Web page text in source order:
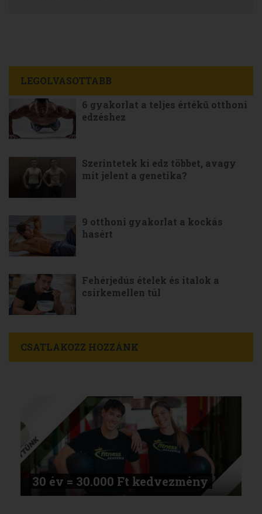
LEGOLVASOTTABB
6 gyakorlat a teljes értékű otthoni
edzéshez
Szerintetek ki edz többet, avagy
mit jelent a genetika?
9 otthoni gyakorlat a kockás
hasért
Fehérjedús ételek és italok a
csirkemellen túl
CSATLAKOZZ HOZZÁNK
30 év = 30.000 Ft kedvezmény